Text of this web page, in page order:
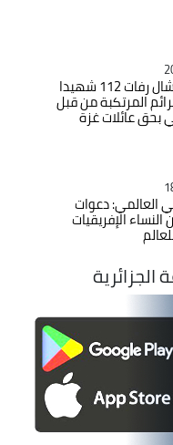
العفو الدولية: انتشال رفات 112 شهيدا
المرتكبة من قبل
بحق عائلات غزة
العالمي: دعوات
الإفريقيات